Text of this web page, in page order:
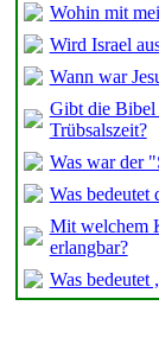
Wohin mit
Wird Israel
Wann war
Gibt die Bibel
Trübsalszeit?
Was war der
Was bedeutet
Mit welchem
erlangbar?
Was bedeutet